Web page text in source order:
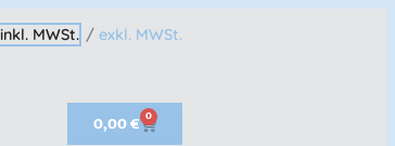
inkl. MWSt. / exkl. MWSt.
0,00€ 0